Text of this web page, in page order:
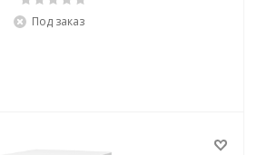
Под заказ